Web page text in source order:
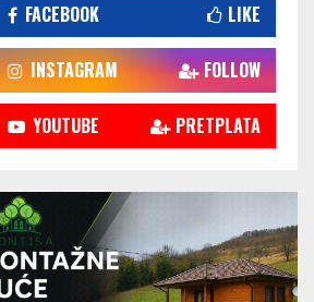
FACEBOOK LIKE
INSTAGRAM FOLLOW
YOUTUBE PRETPLATA